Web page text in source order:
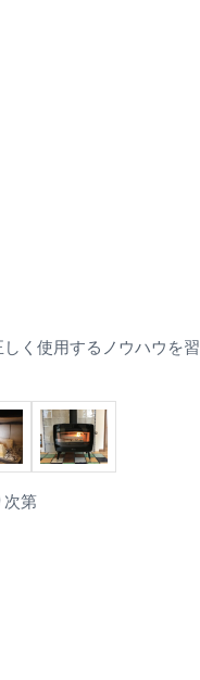
く使用するノウハウを習
次第